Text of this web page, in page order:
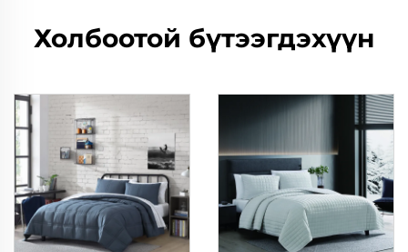
Холбоотой бүтээгдэхүүн